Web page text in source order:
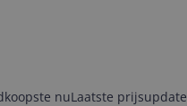
nuLaatste prijsupdate